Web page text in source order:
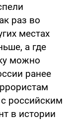
раз во
местах
а где
можно
ранее
российским
в истории